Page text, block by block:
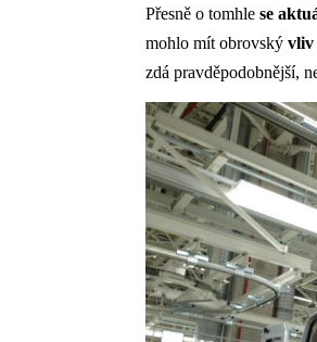
Přesně o tomhle se
mohlo mít obrovský vliv
zdá pravděpodobnější,